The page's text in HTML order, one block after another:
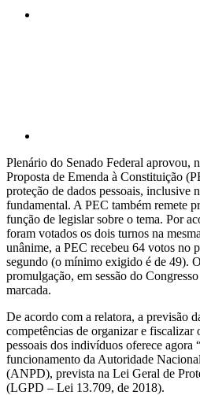
Plenário do Senado Federal aprovou,
Proposta de Emenda à Constituição
proteção de dados pessoais, inclusive
fundamental. A PEC também remete
função de legislar sobre o tema. Por
foram votados os dois turnos na
unânime, a PEC recebeu 64 votos no
segundo (o mínimo exigido é de 49).
promulgação, em sessão do
marcada.
De acordo com a relatora, a previsão
competências de organizar e fiscalizar
pessoais dos indivíduos oferece agora
funcionamento da Autoridade
(ANPD), prevista na Lei Geral de
(LGPD – Lei 13.709, de 2018).